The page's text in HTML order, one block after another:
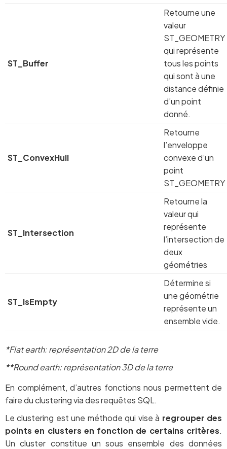
ST_Buffer
Retourne une
valeur
ST_GEOMETRY
qui représente
tous les points
qui sont à une
distance définie
d’un point
donné.
ST_ConvexHull
Retourne
l’enveloppe
convexe d’un
point
ST_GEOMETRY
ST_Intersection
Retourne la
valeur qui
représente
l’intersection de
deux
géométries
ST_IsEmpty
Détermine si
une géométrie
représente un
ensemble vide.
*Flat earth: représentation 2D de la terre
**Round earth: représentation 3D de la terre
En complément, d’autres fonctions nous permettent de
faire du clustering via des requêtes SQL.
Le clustering est une méthode qui vise à regrouper des
points en clusters en fonction de certains critères.
Un cluster constitue un sous ensemble des données